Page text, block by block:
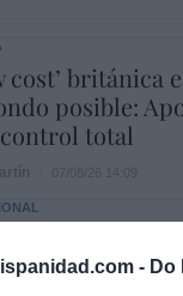
- Do
cost’ británica
posible:
total
de la